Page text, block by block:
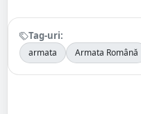
Tag-uri:
armata Armata Română